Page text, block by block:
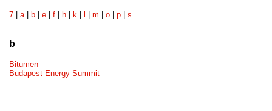
7 |a b |e |f h k |m |o |p |s
b
Bitumen
Budapest Energy Summit